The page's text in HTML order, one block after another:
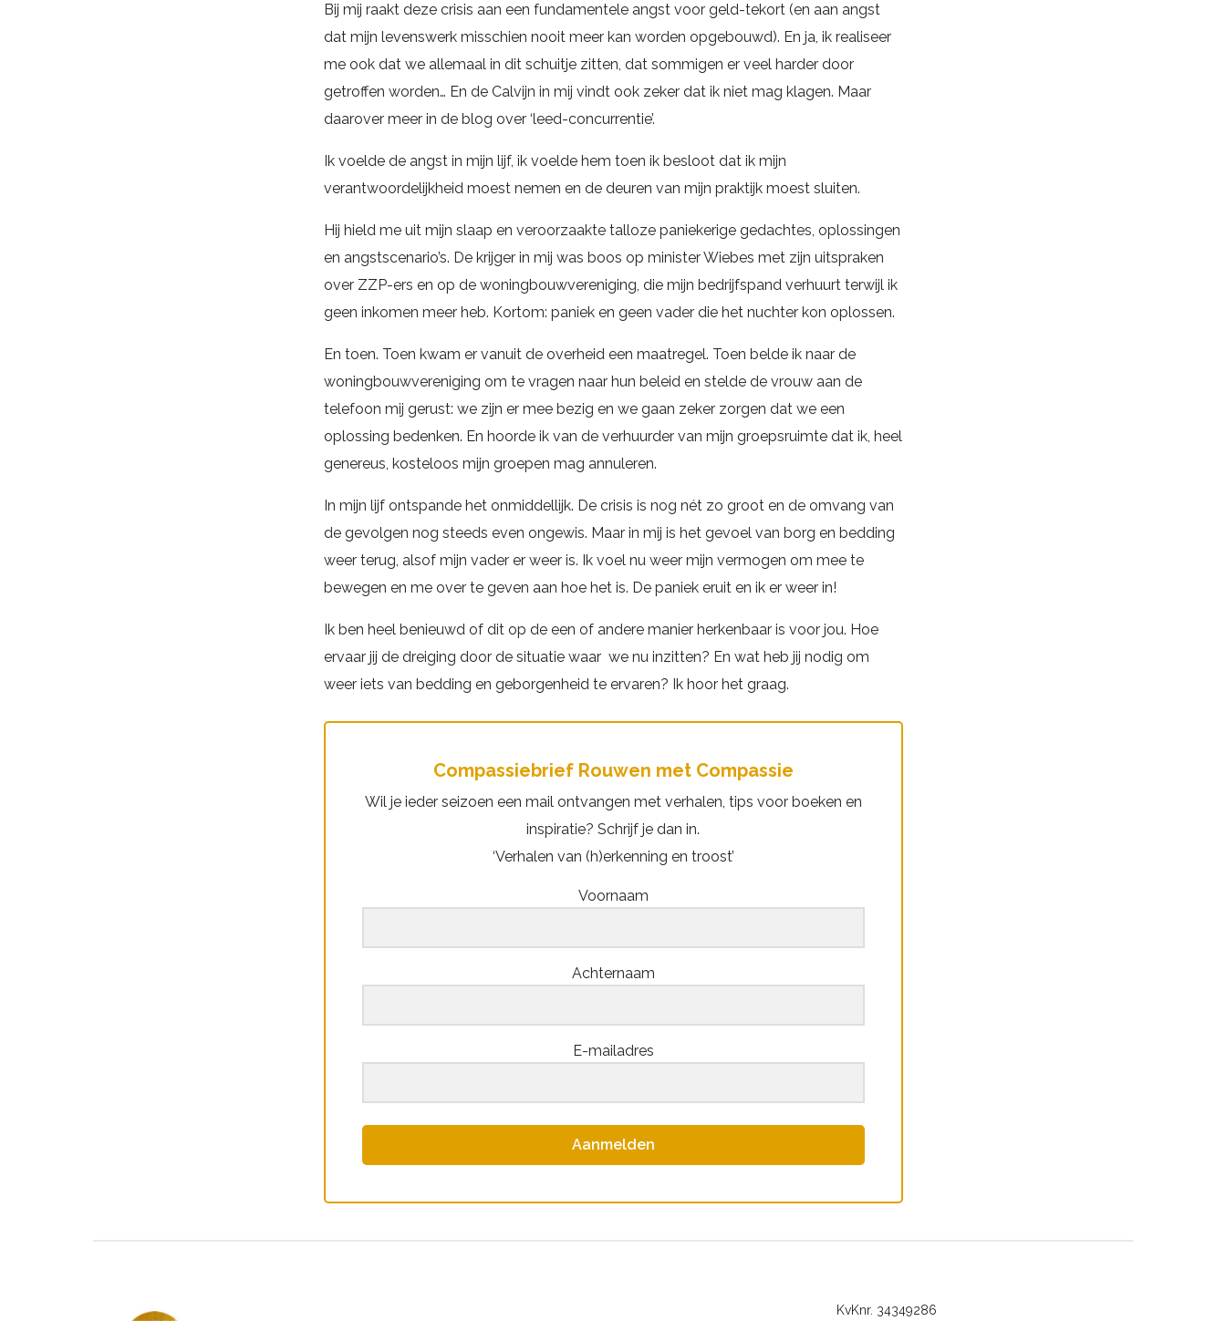
Bij mij raakt deze crisis aan een fundamentele angst voor geld-tekort (en aan angst
dat mijn levenswerk misschien nooit meer kan worden opgebouwd). En ja, ik realiseer
me ook dat we allemaal in dit schuitje zitten, dat sommigen er veel harder door
getroffen worden… En de Calvijn in mij vindt ook zeker dat ik niet mag klagen. Maar
daarover meer in de blog over ‘leed-concurrentie’.
Ik voelde de angst in mijn lijf, ik voelde hem toen ik besloot dat ik mijn
verantwoordelijkheid moest nemen en de deuren van mijn praktijk moest sluiten.
Hij hield me uit mijn slaap en veroorzaakte talloze paniekerige gedachtes, oplossingen
en angstscenario’s. De krijger in mij was boos op minister Wiebes met zijn uitspraken
over ZZP-ers en op de woningbouwvereniging, die mijn bedrijfspand verhuurt terwijl ik
geen inkomen meer heb. Kortom: paniek en geen vader die het nuchter kon oplossen.
En toen. Toen kwam er vanuit de overheid een maatregel. Toen belde ik naar de
woningbouwvereniging om te vragen naar hun beleid en stelde de vrouw aan de
telefoon mij gerust: we zijn er mee bezig en we gaan zeker zorgen dat we een
oplossing bedenken. En hoorde ik van de verhuurder van mijn groepsruimte dat ik, heel
genereus, kosteloos mijn groepen mag annuleren.
In mijn lijf ontspande het onmiddellijk. De crisis is nog nét zo groot en de omvang van
de gevolgen nog steeds even ongewis. Maar in mij is het gevoel van borg en bedding
weer terug, alsof mijn vader er weer is. Ik voel nu weer mijn vermogen om mee te
bewegen en me over te geven aan hoe het is. De paniek eruit en ik er weer in!
Ik ben heel benieuwd of dit op de een of andere manier herkenbaar is voor jou. Hoe
ervaar jij de dreiging door de situatie waar we nu inzitten? En wat heb jij nodig om
weer iets van bedding en geborgenheid te ervaren? Ik hoor het graag.
Compassiebrief Rouwen met Compassie
Wil je ieder seizoen een mail ontvangen met verhalen, tips voor boeken en
inspiratie? Schrijf je dan in.
‘Verhalen van (h)erkenning en troost’
Voornaam
Achternaam
E-mailadres
Aanmelden
KvKnr. 34349286